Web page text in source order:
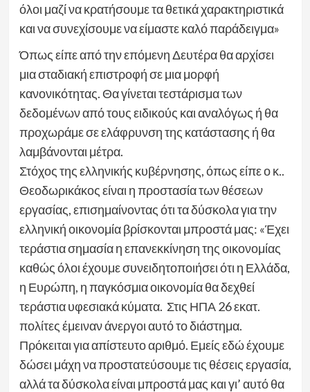
όλοι μαζί να κρατήσουμε τα θετικά χαρακτηριστικά
και να συνεχίσουμε να είμαστε καλό παράδειγμα»
Όπως είπε από την επόμενη Δευτέρα θα αρχίσει
μια σταδιακή επιστροφή σε μια μορφή
κανονικότητας. Θα γίνεται τεστάρισμα των
δεδομένων από τους ειδικούς και αναλόγως ή θα
προχωράμε σε ελάφρυνση της κατάστασης ή θα
λαμβάνονται μέτρα.
Στόχος της ελληνικής κυβέρνησης, όπως είπε ο κ..
Θεοδωρικάκος είναι η προστασία των θέσεων
εργασίας, επισημαίνοντας ότι τα δύσκολα για την
ελληνική οικονομία βρίσκονται μπροστά μας: «Έχει
τεράστια σημασία η επανεκκίνηση της οικονομίας
καθώς όλοι έχουμε συνειδητοποιήσει ότι η Ελλάδα,
η Ευρώπη, η παγκόσμια οικονομία θα δεχθεί
τεράστια υφεσιακά κύματα. Στις ΗΠΑ 26 εκατ.
πολίτες έμειναν άνεργοι αυτό το διάστημα.
Πρόκειται για απίστευτο αριθμό. Εμείς εδώ έχουμε
δώσει μάχη να προστατεύσουμε τις θέσεις εργασία,
αλλά τα δύσκολα είναι μπροστά μας και γι’ αυτό θα